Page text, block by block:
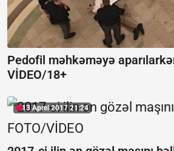
Pedofil məhkəməyə
VİDEO/18+
13 Aprel 2017 21:24